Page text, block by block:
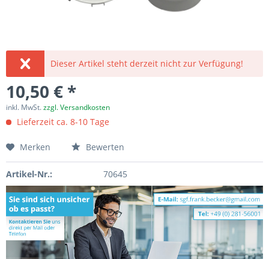
Dieser Artikel steht derzeit nicht zur Verfügung!
10,50 € *
inkl. MwSt.zzgl. Versandkosten
Lieferzeit ca. 8-10 Tage
Merken Bewerten
Artikel-Nr.: 70645